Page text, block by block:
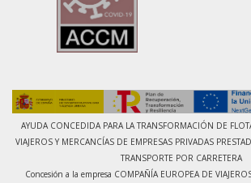
AYUDA CONCEDIDA PARA LA TRANSFORMACIÓN DE
VIAJEROS Y MERCANCÍAS DE EMPRESAS PRIVADAS
TRANSPORTE POR CARRETERA
Concesión a la empresa COMPAÑÍA EUROPEA DE